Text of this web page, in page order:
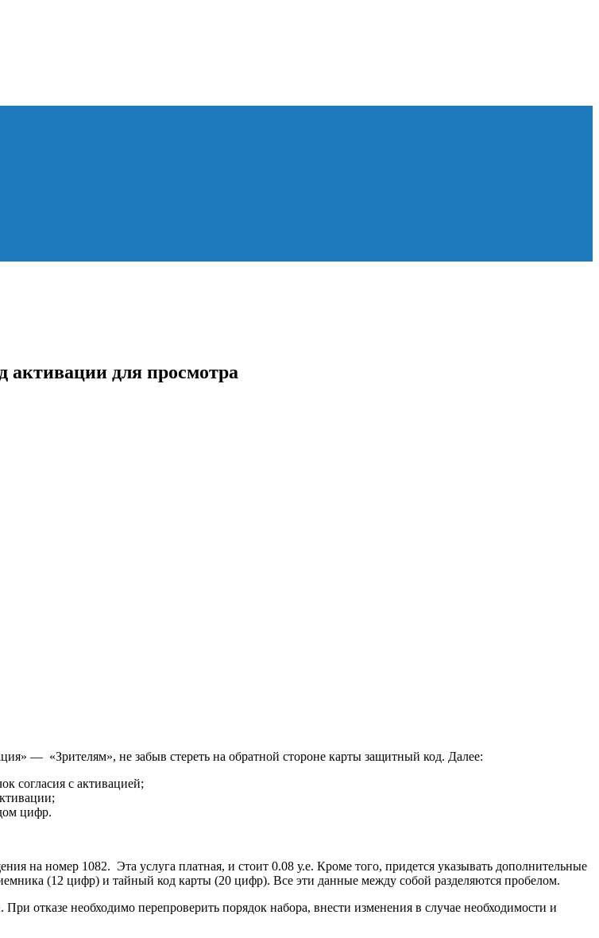
активации для просмотра
— «Зрителям», не забыв стереть на обратной стороне карты защитный код. Далее:
согласия с активацией;
цифр.
на номер 1082. Эта услуга платная, и стоит 0.08 у.е. Кроме того, придется указывать дополнительные
(12 цифр) и тайный код карты (20 цифр). Все эти данные между собой разделяются пробелом.
отказе необходимо перепроверить порядок набора, внести изменения в случае необходимости и